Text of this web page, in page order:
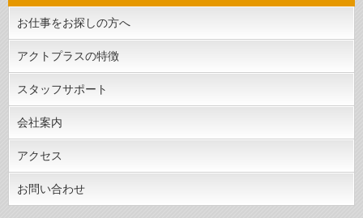
お仕事をお探しの方へ
アクトプラスの特徴
スタッフサポート
会社案内
アクセス
お問い合わせ